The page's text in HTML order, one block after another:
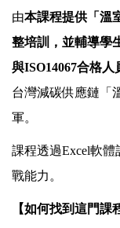
由本課程提供「溫
整培訓，並輔導學
與ISO14067合格人
台灣減碳供應鏈「
軍。
課程透過Excel軟體
戰能力。
【如何找到這門課